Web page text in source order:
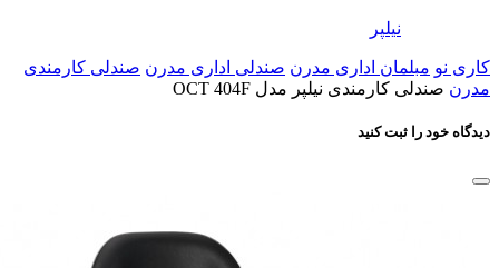
نیلپر
کاری نو مبلمان اداری مدرن صندلی اداری مدرن صندلی کارمندی
مدرن صندلی کارمندی نیلپر مدل OCT 404F
دیدگاه خود را ثبت کنید